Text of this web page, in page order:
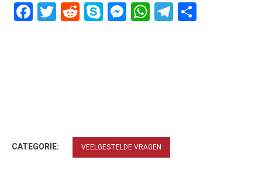
Facebook
Twitter
RedditSkypeMessenger
WhatsApp
Telegram
CATEGORIE: VEELGESTELDE VRAGEN